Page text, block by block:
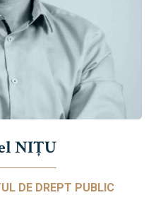
NIŢU
DE DREPT PUBLIC